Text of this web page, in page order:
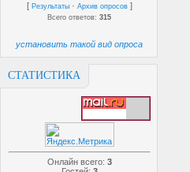
[ Результаты · Архив опросов ]
Всего ответов:315
установить такой вид опроса
СТАТИСТИКА
Онлайн всего: 3